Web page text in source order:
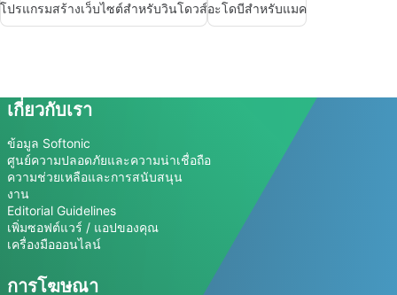
โปรแกรมสร้างเว็บไซต์สำหรับวินโดวส์อะโดบีสำหรับแมค
เกี่ยวกับเรา
ข้อมูล Softonic
ศูนย์ความปลอดภัยและความน่าเชื่อถือ
ความช่วยเหลือและการสนับสนุน
งาน
Editorial Guidelines
เพิ่มซอฟต์แวร์ / แอปของคุณ
เครื่องมือออนไลน์
การโฆษณา